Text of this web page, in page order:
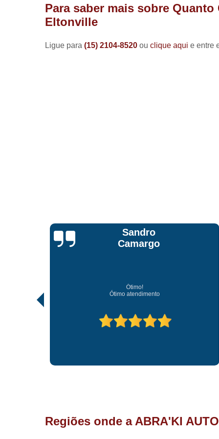
Para saber mais sobre
Eltonville
Ligue para (15) 2104-8520 ou clique aqui e entre
Jonathan Jhow
Os melhores de Sorocaba
Ótimo atendimento, os melhores profissionais de Sorocaba.
Regiões onde a ABRA'KI